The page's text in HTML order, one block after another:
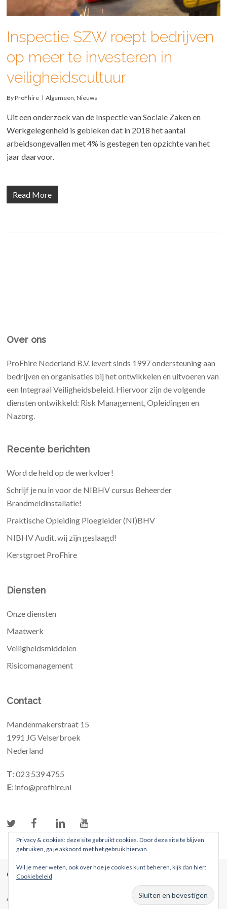
Inspectie SZW roept bedrijven
op meer te investeren in
veiligheidscultuur
ByProFhire Algemeen ,Nieuws
Uit een onderzoek van de Inspectie van Sociale Zaken en
Werkgelegenheid is gebleken dat in 2018 het aantal
arbeidsongevallen met 4% is gestegen ten opzichte van het
jaar daarvoor.
Read More
Over ons
ProFhire Nederland B.V. levert sinds 1997 ondersteuning aan
bedrijven en organisaties bij het ontwikkelen en uitvoeren van
een Integraal Veiligheidsbeleid. Hiervoor zijn de volgende
diensten ontwikkeld: Risk Management, Opleidingen en
Nazorg.
Recente berichten
Word de held op de werkvloer!
Schrijf je nu in voor de NIBHV cursus Beheerder
Brandmeldinstallatie!
Praktische Opleiding Ploegleider (NI)BHV
NIBHV Audit, wij zijn geslaagd!
Kerstgroet ProFhire
Diensten
Onze diensten
Maatwerk
Veiligheidsmiddelen
Risicomanagement
Contact
Mandenmakerstraat 15
1991 JG Velserbroek
Nederland
T: 023 539 4755
E: info@profhire.nl
© 2026 ProFhire. Alle rechten voorbehouden
Algemene voorwaarden
Privacybeleid
Privacy & cookies: deze site gebruikt cookies. Door deze site te blijven
gebruiken, ga je akkoord met het gebruik hiervan.
Wil je meer weten, ook over hoe je cookies kunt beheren, kijk dan hier:
Cookiebeleid